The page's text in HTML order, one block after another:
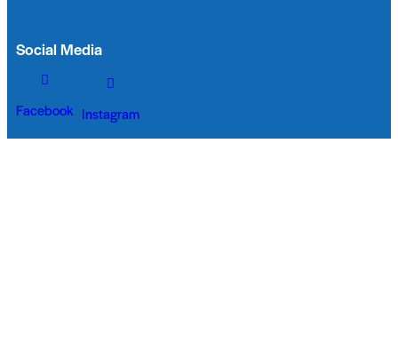
Social Media
Facebook Instagram